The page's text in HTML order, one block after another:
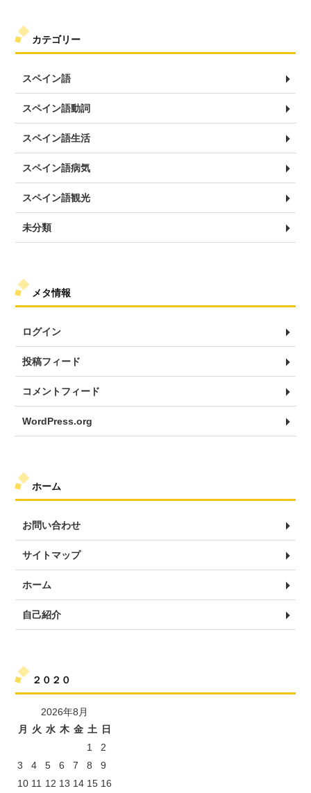
カテゴリー
スペイン語
スペイン語動詞
スペイン語生活
スペイン語病気
スペイン語観光
未分類
メタ情報
ログイン
投稿フィード
コメントフィード
WordPress.org
ホーム
お問い合わせ
サイトマップ
ホーム
自己紹介
２０２０
2026年8月
月
火 水 木 金 土
日
1
2
3
4 5 6 7 8
9
10 11 12 13 14 15 16